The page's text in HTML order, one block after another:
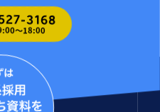
3168
〜18:00